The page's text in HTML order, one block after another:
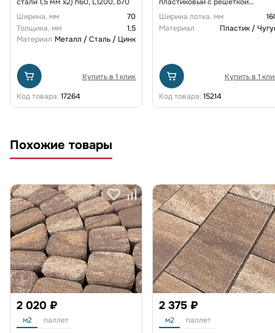
Ширина, мм
70
Толщина, мм
1,5
Материал Металл / Сталь / Цинк
Купить в 1 клик
Код товара: 17264
(комплект) 0805034-М
Ширина лотка, мм
Материал
Пластик /
Купить в 1
Код товара: 15214
Похожие товары
2 020 ₽
м2 паллет
2 375 ₽
м2 паллет